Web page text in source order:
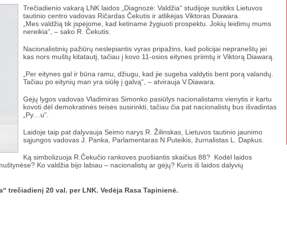
Trečiadienio vakarą LNK laidos „Diagnozė: Valdžia“ studijoje susitiks Lietuvos
tautinio centro vadovas Ričardas Čekutis ir atlikėjas Viktoras Diawara.
„Mes valdžią tik įspėjome, kad ketiname žygiuoti prospektu. Jokių leidimų mums
nereikia“, – sako R. Čekutis.
Nacionalistinių pažiūrų neslepiantis vyras pripažins, kad policijai nepraneštų jei
kas nors muštų kitatautį, tačiau į kovo 11-osios eitynes priimtų ir Viktorą Diawarą.
„Per eitynes gal ir būna ramu, džiugu, kad jie sugeba valdytis bent porą valandų.
Tačiau po eitynių man yra siūlę į galvą“, – atvirauja V.Diawara.
Gėjų lygos vadovas Vladimiras Simonko pasiūlys nacionalistams vienytis ir kartu
kovoti dėl demokratinės teisės susirinkti, tačiau čia pat nacionalistų bus išvadintas
„Py…u“.
Laidoje taip pat dalyvauja Seimo narys R. Žilinskas, Lietuvos tautinio jaunimo
sąjungos vadovas J. Panka, Parlamentaras N.Puteikis, žurnalistas L. Dapkus.
Ką simbolizuoja R.Čekučio rankoves puošiantis skaičius 88? Kodėl laidos
Ko valdžia bijo labiau – nacionalistų ar gėjų? Kuris iš laidos dalyvių
trečiadienį 20 val. per LNK. Vedėja Rasa Tapinienė.